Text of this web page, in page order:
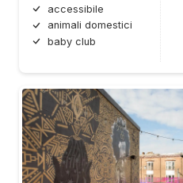
accessibile
animali domestici
baby club